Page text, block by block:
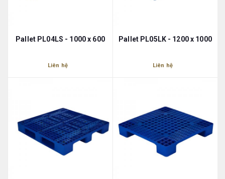
Pallet PL04LS - 1000 x 600
Liên hệ
Pallet PL05LK - 1200 x 1000
Liên hệ